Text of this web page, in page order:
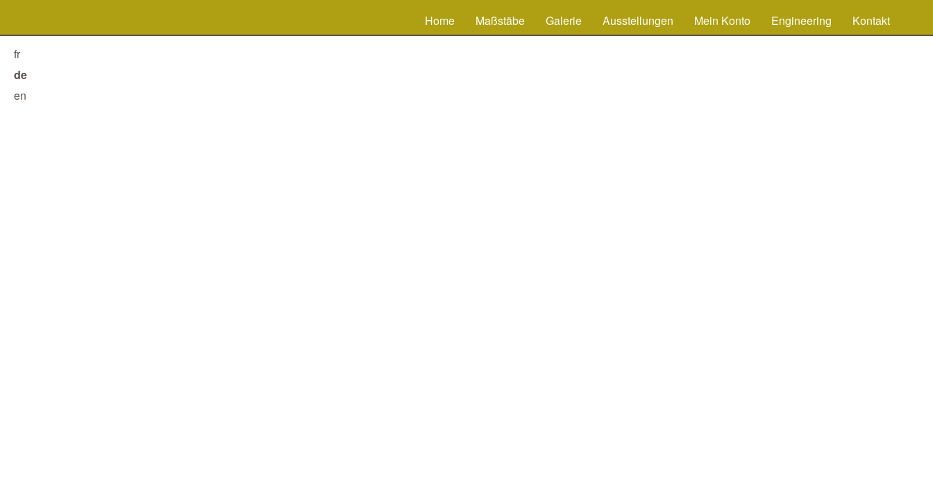
fr
de
en
Home Maßstäbe Galerie Ausstellungen Mein Konto Engineering Kontakt